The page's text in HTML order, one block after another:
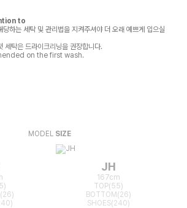
to
당하는 세탁 및 관리법을 지켜주셔야 더 오래 예쁘게 입으실
세탁은 드라이크리닝을 권장합니다.
on the first wash.
MODEL SIZE
JH
167cm
TOP(55)
BOTTOM(26)
SHOES(240)